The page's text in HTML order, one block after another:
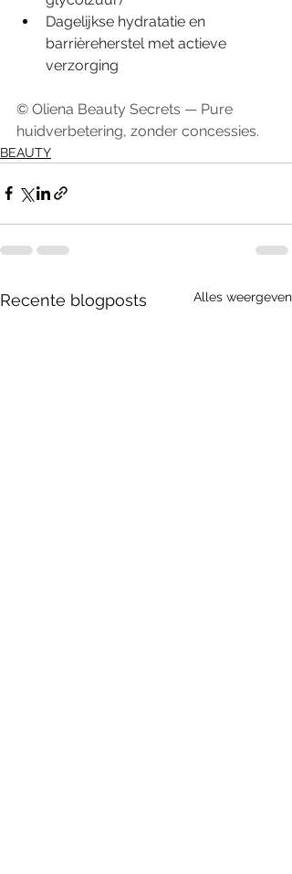
Dagelijkse hydratatie en
barrièreherstel met actieve
verzorging
© Oliena Beauty Secrets — Pure
huidverbetering, zonder concessies.
BEAUTY
Recente blogposts Alles weergeven